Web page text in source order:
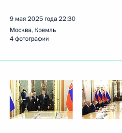
9 мая 2025 года22:30
Москва, Кремль
4 фотографии